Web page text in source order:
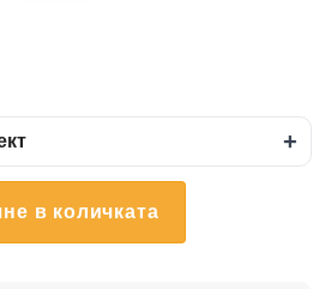
+
в количката